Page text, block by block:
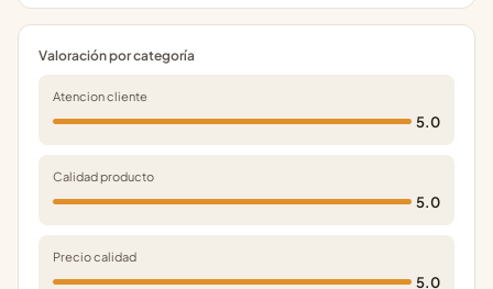
Valoración por categoría
Atencion cliente
5.0
Calidad producto
5.0
Precio calidad
5.0